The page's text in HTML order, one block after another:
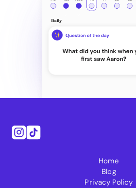
Home
Blog
Privacy Policy